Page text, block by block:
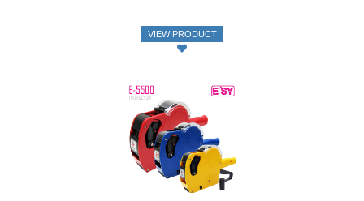
VIEW PRODUCT